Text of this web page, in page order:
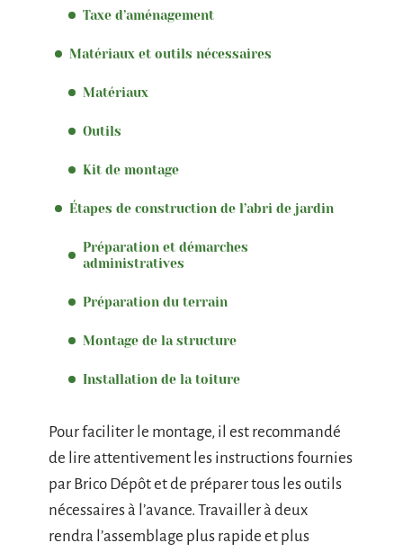
Taxe d’aménagement
Matériaux et outils nécessaires
Matériaux
Outils
Kit de montage
Étapes de construction de l’abri de jardin
Préparation et démarches
administratives
Préparation du terrain
Montage de la structure
Installation de la toiture
Pour faciliter le montage, il est recommandé
de lire attentivement les instructions fournies
par Brico Dépôt et de préparer tous les outils
nécessaires à l’avance. Travailler à deux
rendra l’assemblage plus rapide et plus